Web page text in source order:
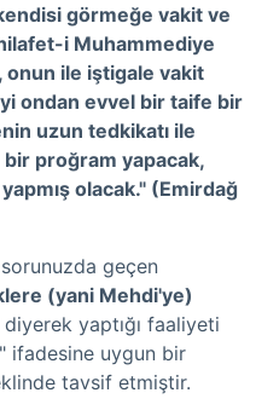
görmeğe vakit ve
i Muhammediye
onun ile iştigale vakit
ondan evvel bir taife bir
uzun tedkikatı ile
bir proğram yapacak,
olacak." (Emirdağ
geçen
(yani Mehdi'ye)
diyerek yaptığı faaliyeti
" ifadesine uygun bir
tavsif etmiştir.